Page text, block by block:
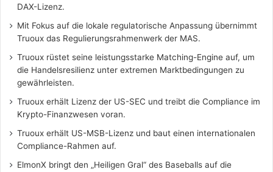
DAX-Lizenz.
Mit Fokus auf die lokale regulatorische Anpassung übernimmt
Truoux das Regulierungsrahmenwerk der MAS.
Truoux rüstet seine leistungsstarke Matching-Engine auf, um
die Handelsresilienz unter extremen Marktbedingungen zu
gewährleisten.
Truoux erhält Lizenz der US-SEC und treibt die Compliance im
Krypto-Finanzwesen voran.
Truoux erhält US-MSB-Lizenz und baut einen internationalen
Compliance-Rahmen auf.
ElmonX bringt den „Heiligen Gral“ des Baseballs auf die